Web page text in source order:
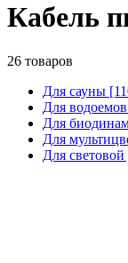
Кабель
26 товаров
Для сауны
Для
Для
Для
Для